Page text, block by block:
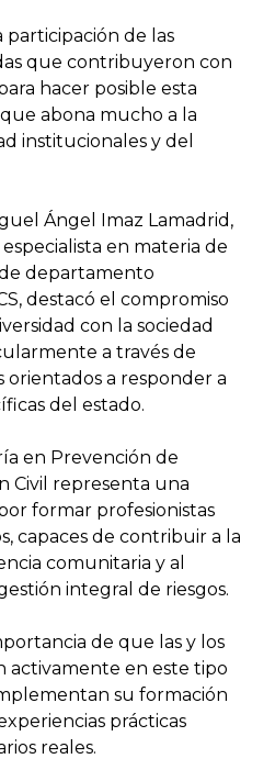
participación de las
que contribuyeron con
hacer posible esta
abona mucho a la
institucionales y del
Ángel Imaz Lamadrid,
en materia de
departamento
destacó el compromiso
con la sociedad
a través de
orientados a responder a
del estado.
en Prevención de
Civil representa una
formar profesionistas
capaces de contribuir a la
comunitaria y al
integral de riesgos.
de que las y los
activamente en este tipo
su formación
prácticas
reales.